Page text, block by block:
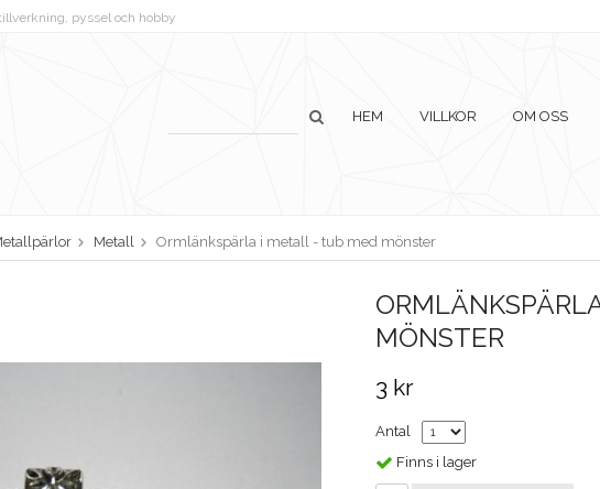
pyssel och hobby
HEM VILLKOR OM OSS
Metall Ormlänkspärla i metall - tub med mönster
MÖNSTER
3 kr
Antal
Finns i lager